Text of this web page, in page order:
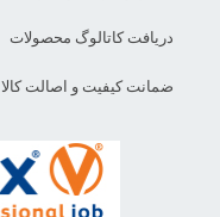
دریافت کاتالوگ محصولات
ضمانت کیفیت و اصالت کالا